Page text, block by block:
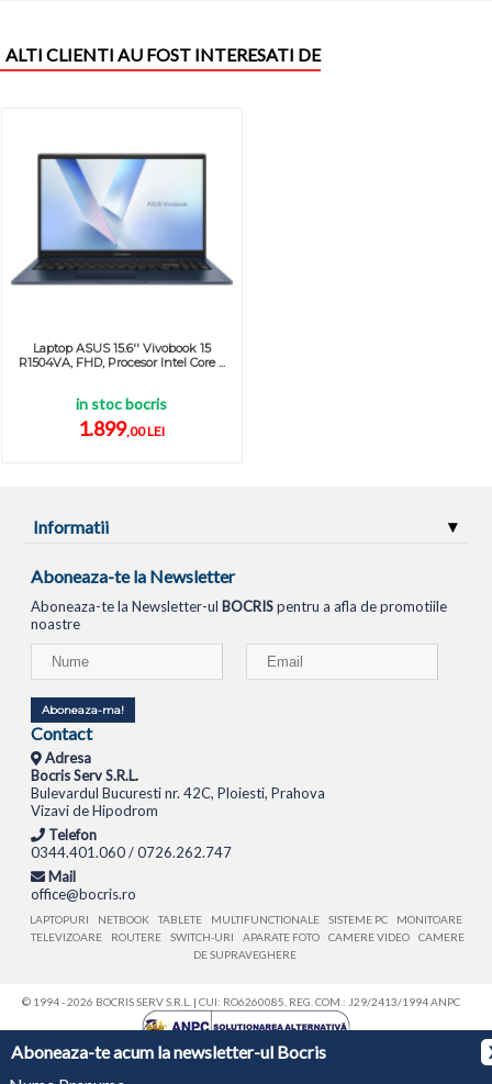
Aboneaza-te acum la newsletter-ul Bocris
ALTI CLIENTI AU FOST INTERESATI DE
Laptop ASUS 15.6'' Vivobook 15
R1504VA, FHD, Procesor Intel Core ...
in stoc bocris
1.899,00 LEI
Informatii
Aboneaza-te la Newsletter
Aboneaza-te la Newsletter-ul BOCRISpentru a afla de promotiile
noastre
Aboneaza-ma!
Contact
Adresa
Bocris Serv S.R.L.
Bulevardul Bucuresti nr. 42C, Ploiesti, Prahova
Vizavi de Hipodrom
Telefon
0344.401.060 / 0726.262.747
Mail
office@bocris.ro
LAPTOPURI NETBOOK TABLETE MULTIFUNCTIONALE SISTEME PC
MONITOARE
TELEVIZOARE
ROUTERE SWITCH-URI APARATE FOTO CAMERE VIDEO
CAMERE
DE SUPRAVEGHERE
© 1994 - 2026 BOCRIS SERV S.R.L. | CUI: RO6260085, REG. COM.: J29/2413/1994ANPC